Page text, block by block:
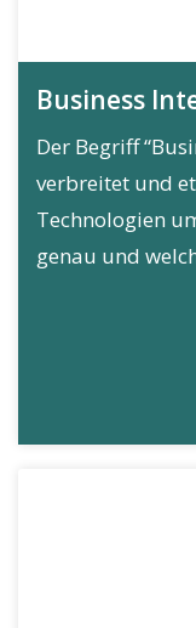
Business
Der Begriff
verbreitet und
Technologien
genau und